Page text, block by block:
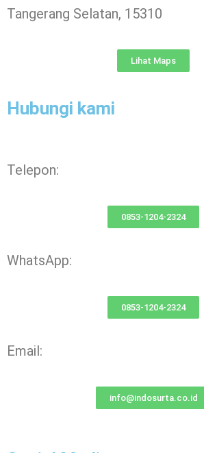
Tangerang Selatan, 15310
Lihat Maps
Hubungi kami
Telepon:
0853-1204-2324
WhatsApp:
0853-1204-2324
Email:
info@indosurta.co.id